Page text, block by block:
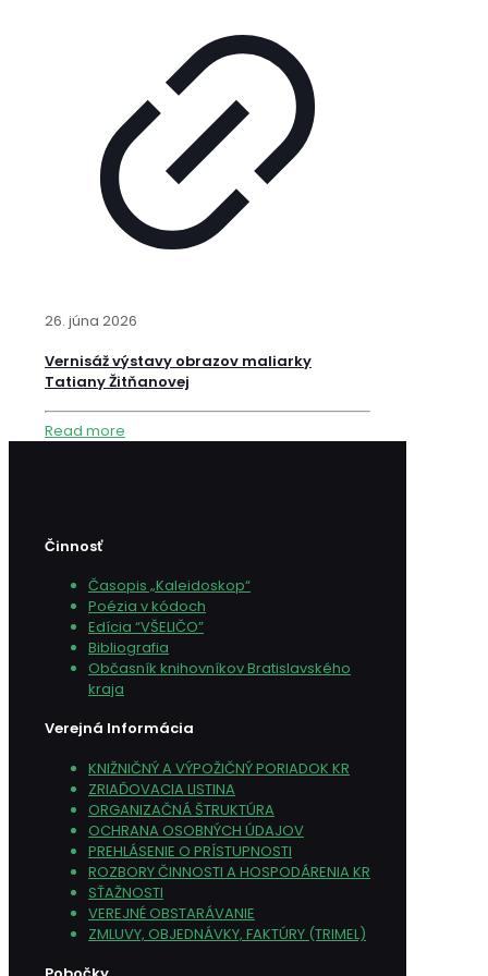
26. júna 2026
Vernisáž výstavy obrazov maliarky
Tatiany Žitňanovej
Read more
Činnosť
Časopis „Kaleidoskop“
Poézia v kódoch
Edícia “VŠELIČO”
Bibliografia
Občasník knihovníkov Bratislavského
kraja
Verejná Informácia
KNIŽNIČNÝ A VÝPOŽIČNÝ PORIADOK KR
ZRIAĎOVACIA LISTINA
ORGANIZAČNÁ ŠTRUKTÚRA
OCHRANA OSOBNÝCH ÚDAJOV
PREHLÁSENIE O PRÍSTUPNOSTI
ROZBORY ČINNOSTI A HOSPODÁRENIA KR
SŤAŽNOSTI
VEREJNÉ OBSTARÁVANIE
ZMLUVY, OBJEDNÁVKY, FAKTÚRY (TRIMEL)